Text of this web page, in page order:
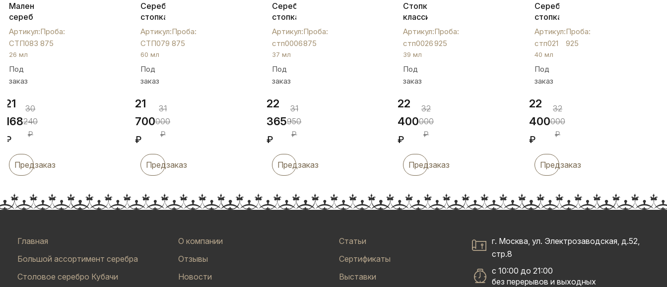
Маленькая
серебряная
стопка
на
ножке,
СТП083
Артикул:
СТП083
Проба:
875
26 мл
Под
заказ
21
168
₽
30
240
₽
Предзаказ
Серебряная
стопка
на 60
мл
"Строгая",
СТП079
Артикул:
СТП079
Проба:
875
60 мл
Под
заказ
21
700
₽
31
000
₽
Предзаказ
Серебряная
стопка
с
капельками
черни,
37
мл,
стп0006
Артикул:
стп0006
Проба:
875
37 мл
Под
заказ
22
365
₽
31
950
₽
Предзаказ
Стопка
классическая
Кубачи,
стп0026
Артикул:
стп0026
Проба:
925
39 мл
Под
заказ
22
400
₽
32
000
₽
Предзаказ
Серебряная
стопка
"Лазер",
стп021
Артикул:
стп021
Проба:
925
40 мл
Под
заказ
22
400
₽
32
000
₽
Предзаказ
Главная
Большой ассортимент серебра
Столовое серебро Кубачи
О компании
Отзывы
Новости
Статьи
Сертификаты
Выставки
г. Москва, ул. Электрозаводская, д.52,
стр.8
с 10:00 до 21:00
без перерывов и выходных